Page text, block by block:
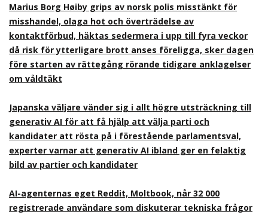
Marius Borg Høiby grips av norsk polis misstänkt för
misshandel, olaga hot och överträdelse av
kontaktförbud, häktas sedermera i upp till fyra veckor
då risk för ytterligare brott anses föreligga, sker dagen
före starten av rättegång rörande tidigare anklagelser
om våldtäkt
Japanska väljare vänder sig i allt högre utsträckning till
generativ AI för att få hjälp att välja parti och
kandidater att rösta på i förestående parlamentsval,
experter varnar att generativ AI ibland ger en felaktig
bild av partier och kandidater
AI-agenternas eget Reddit, Moltbook, når 32 000
registrerade användare som diskuterar tekniska frågor